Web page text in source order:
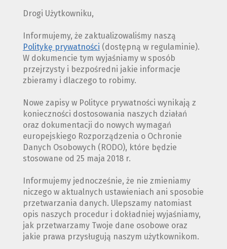
Drogi Użytkowniku,
Informujemy, że zaktualizowaliśmy naszą
Politykę prywatności (dostępną w regulaminie).
W dokumencie tym wyjaśniamy w sposób
przejrzysty i bezpośredni jakie informacje
zbieramy i dlaczego to robimy.
Nowe zapisy w Polityce prywatności wynikają z
konieczności dostosowania naszych działań
oraz dokumentacji do nowych wymagań
europejskiego Rozporządzenia o Ochronie
Danych Osobowych (RODO), które będzie
stosowane od 25 maja 2018 r.
Informujemy jednocześnie, że nie zmieniamy
niczego w aktualnych ustawieniach ani sposobie
przetwarzania danych. Ulepszamy natomiast
opis naszych procedur i dokładniej wyjaśniamy,
jak przetwarzamy Twoje dane osobowe oraz
jakie prawa przysługują naszym użytkownikom.